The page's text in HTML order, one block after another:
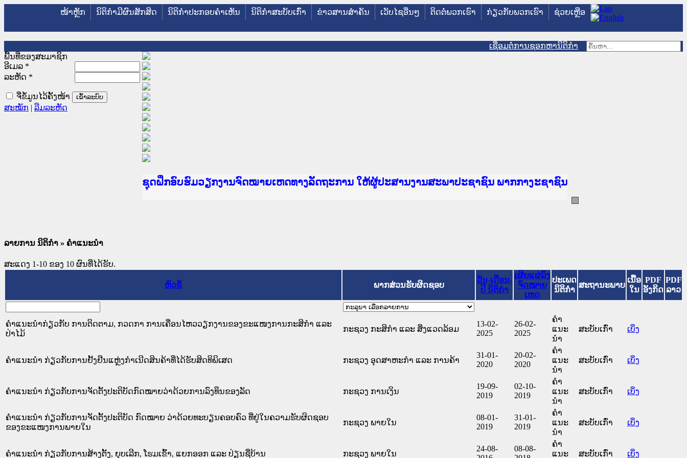
ໜ້າຫຼັກ ນິຕິກໍາມີຜົນສັກສິດ ນິຕິກໍາປະກອບຄໍາເຫັນ ນິຕິກໍາສະບັບເກົ່າ ຂ່າວສານສໍາຄັນ ເວັບໄຊອື່ນໆ ຕິດຕໍ່ພວກເຮົາ ກ່ຽວກັບພວກເຮົາ ຊ່ວຍເຫຼືອ
ເຊື່ອມຕໍ່ການຊອກຫານິຕິກຳ
ພື້ນທີ່ຂອງສະມາຊິກ
ອີເມລ *
ລະຫັດ *
ຈື່ຂໍ້ມູນໄວ້ຄັ້ງໜ້າ
ສະໝັກ | ລືມລະຫັດ
Ministry of Justice Lao PDR
ເຜີຍແຜ່ວັບໄຊຈົດໝາຍເຫດທາງລັດຖະການ ແລະ ແອັບກົດໝາຍລາວ ທີ່ ສະຖາບັນຍຸຕິທຳແຫ່ງຊາດ
ກະຊວງຍຸຕິທຳ
ຊຸດຝຶກອົບຮົມວຽກງານຈົດໝາຍເຫດທາງລັດຖະການ ໃຫ້ຜູ້ປະສານງານສະພາປະຊາຊົນ ພາກເໜືອ
ກອງປະຊຸມທົບທວນຄືນການຈັດຕັ້ງປະຕິບັດວຽກງານຈົດໝາຍເຫດທາງລັດຖະການ
ຝຶກອົບຮົມ ຜູ່ປະສານງານວຽກງານຈົດໝາຍເຫດທາງລັດຖະການ ສຳລັບ ພາກກາງ
ຝຶກອົບຮົມ ຜູ່ປະສານງານວຽກງານຈົດໝາຍເຫດທາງລັດຖະການ ສຳລັບ ພາກໃຕ້
ເຜີຍແຜ່ແອັບກົດໝາຍລາວ ແລະ ເວັບໄຊຈົດໝາຍເຫດທາງລັດຖະການ ທີ່ ວິທະຍາຄານຕຳຫຼວດປະຊາຊົນ
ເຜີຍແຜ່ແອັບກົດໝາຍລາວ ແລະ ເວັບໄຊຈົດໝາຍເຫດທາງລັດຖະການ ທີ່ ວິທະຍາຄານສັນຕິບານປະຊາຊົນ
ຍົກລະດັບວຽກງານຈົດໝາຍເຫດທາງລັດຖະການໃຫ້ຜູ້ປະສານງານຂັ້ນແຂວງພາກເໜືອ
ຊຸດຝຶກອົບຮົມວຽກງານຈົດໝາຍເຫດທາງລັດຖະການ ໃຫ້ຜູ້ປະສານງານສະພາປະຊາຊົນ ພາກກາງ
ລາຍການ ນິຕິກໍາ » ຄໍາແນະນໍາ
ສະແດງ 1-10 ຂອງ 10 ຜົນທີ່ໄດ້ຮັບ.
ຫົວຂໍ້ ພາກສ່ວນຮັບຜິດຊອບ
ວັນ-ເດືອນ-
ປີ ນິຕິກໍາ
ເຜີຍແຜ່ລົງ
ຈົດໝາຍ
ເຫດ
ປະເພດ
ນິຕິກໍາ
ສະຖານະພາບ
ເນື້ອ
ໃນ
PDF
ອັງກິດ
PDF
ລາວ
ຄຳແນະນຳກ່ຽວກັບ ການຕິດຕາມ, ກວດກາ ການເຄື່ອນໄຫວວຽກງານຂອງຂະແໜງການກະສິກຳ ແລະ
ປ່າໄມ້
ກະຊວງ ກະສິກຳ ແລະ ສິ່ງແວດລ້ອມ
13-02-
2025
26-02-
2025
ຄໍາ
ແນະ
ນໍາ
ສະບັບເກົ່າ ເບິ່ງ
ຄໍາແນະນໍາ ກ່ຽວກັບການຢັ້ງຢືນແຫຼ່ງກໍາເນີດສິນຄ້າທີ່ໄດ້ຮັບສິດທິພິເສດ ກະຊວງ ອຸດສາຫະກຳ ແລະ ການຄ້າ
31-01-
2020
20-02-
2020
ຄໍາ
ແນະ
ນໍາ
ສະບັບເກົ່າ ເບິ່ງ
ຄຳແນະນຳ ກ່ຽວກັບການຈັດຕັ້ງປະຕິບັດກົດໝາຍວ່າດ້ວຍການລົງທຶນຂອງລັດ ກະຊວງ ການເງິນ
19-09-
2019
02-10-
2019
ຄໍາ
ແນະ
ນໍາ
ສະບັບເກົ່າ ເບິ່ງ
ຄຳແນະນຳ ກ່ຽວກັບການຈັດຕັ້ງປະຕິບັດ ກົດໝາຍ ວ່າດ້ວຍທະບຽນຄອບຄົວ ທີ່ຢູ່ໃນຄວາມຮັບຜິດຊອບ
ຂອງຂະແໜງການພາຍໃນ
ກະຊວງ ພາຍໃນ
08-01-
2019
31-01-
2019
ຄໍາ
ແນະ
ນໍາ
ສະບັບເກົ່າ ເບິ່ງ
ຄຳແນະນຳ ກ່ຽວກັບການສ້າງຕັ້ງ, ຍຸບເລີກ, ໂຮມເຂົ້າ, ແຍກອອກ ແລະ ປ່ຽນຊື່ບ້ານ ກະຊວງ ພາຍໃນ
24-08-
08-08-
ຄໍາ
ແນະ
ສະບັບເກົ່າ ເບິ່ງ